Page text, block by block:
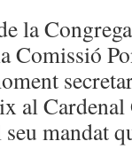
la
Comissió
al
mandat